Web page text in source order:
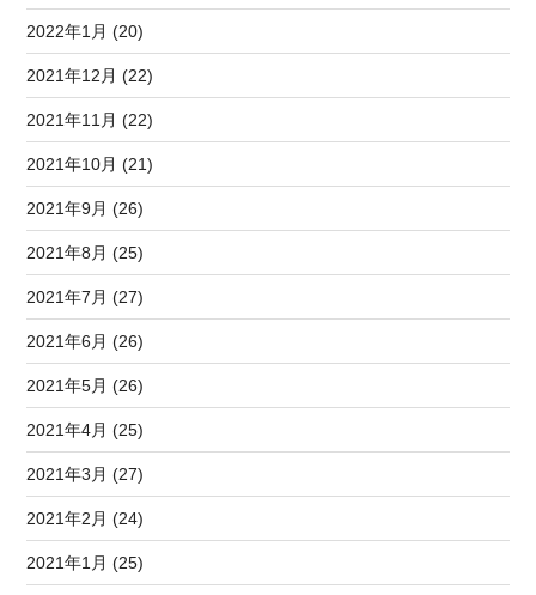
2022年1月 (20)
2021年12月 (22)
2021年11月 (22)
2021年10月 (21)
2021年9月 (26)
2021年8月 (25)
2021年7月 (27)
2021年6月 (26)
2021年5月 (26)
2021年4月 (25)
2021年3月 (27)
2021年2月 (24)
2021年1月 (25)